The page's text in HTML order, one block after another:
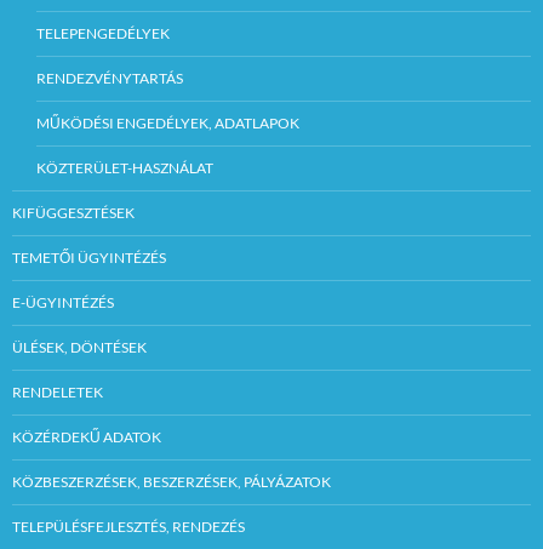
TELEPENGEDÉLYEK
RENDEZVÉNYTARTÁS
MŰKÖDÉSI ENGEDÉLYEK, ADATLAPOK
KÖZTERÜLET-HASZNÁLAT
KIFÜGGESZTÉSEK
TEMETŐI ÜGYINTÉZÉS
E-ÜGYINTÉZÉS
ÜLÉSEK, DÖNTÉSEK
RENDELETEK
KÖZÉRDEKŰ ADATOK
KÖZBESZERZÉSEK, BESZERZÉSEK, PÁLYÁZATOK
TELEPÜLÉSFEJLESZTÉS, RENDEZÉS